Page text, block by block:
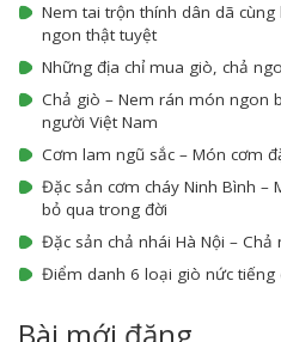
Nem tai trộn thính dân dã
ngon thật tuyệt
Những địa chỉ mua giò, chả
Chả giò – Nem rán món ngon
người Việt Nam
Cơm lam ngũ sắc – Món cơm
Đặc sản cơm cháy Ninh Bình –
bỏ qua trong đời
Đặc sản chả nhái Hà Nội – Chả
Điểm danh 6 loại giò nức tiếng